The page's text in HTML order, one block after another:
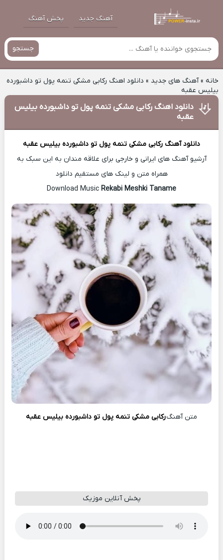
آهنگ جدید پخش آهنگ
جستجو
خانه»آهنگ های جدید » دانلود اهنگ رکابی مشکی تنمه ‫پول تو داشبورده
بیلیس عقبه
دانلود اهنگ رکابی مشکی تنمه ‫پول تو داشبورده بیلیس
عقبه
دانلود آهنگ رکابی مشکی تنمه ‫پول تو داشبورده بیلیس عقبه
آرشیو آهنگ های ایرانی و خارجی برای علاقه مندان به این سبک به
همراه متن و لینک های مستقیم دانلود
Download Music
Rekabi Meshki Taname
متن آهنگرکابی مشکی تنمه ‫پول تو داشبورده بیلیس عقبه
پخش آنلاین موزیک